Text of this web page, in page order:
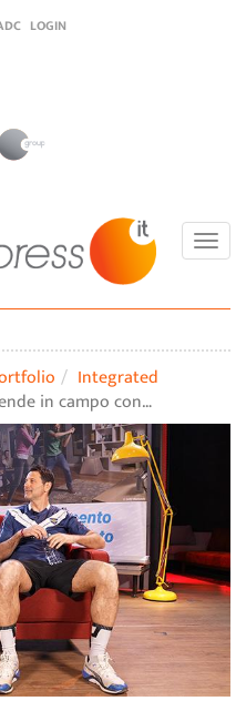
LOGIN
Integrated
in campo con…